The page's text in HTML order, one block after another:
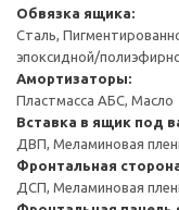
Обвязка ящика:
Сталь,
эпоксидной/
Амортизаторы:
Пластмасса АБС, Масло
Вставка в ящик под
ДВП, Меламиновая
Фронтальная
ДСП, Меламиновая